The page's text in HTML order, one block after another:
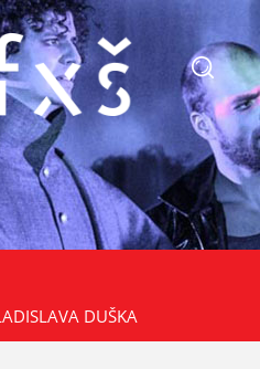
DUŠKA